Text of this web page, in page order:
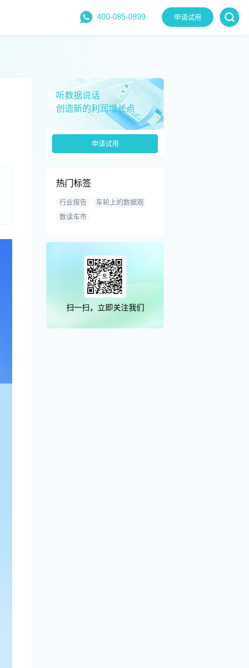
400-085-0899 申请试用
听数据说话
创造新的利润增长点
申请试用
热门标签
行业报告
车轮上的数据观
数读车市
扫一扫，立即关注我们